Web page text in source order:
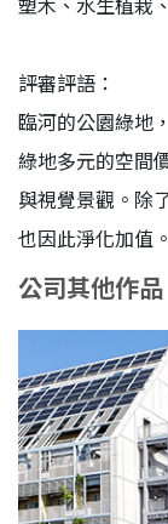
塑木、水生植栽
評審評語：
臨河的公園綠地
綠地多元的空間
與視覺景觀。除
也因此淨化加值。
公司其他作品